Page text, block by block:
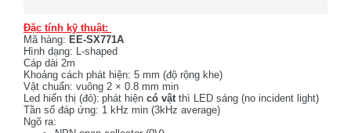
Đặc tính kỹ thuật:
Mã hàng: EE-SX771A
Hình dạng: L-shaped
Cáp dài 2m
Khoảng cách phát hiện: 5 mm (độ rộng khe)
Vật chuẩn: vuông 2 × 0.8 mm min
Led hiển thị (đỏ): phát hiện có vật thì LED sáng (no incident light)
Tần số đáp ứng: 1 kHz min (3kHz average)
Ngõ ra: